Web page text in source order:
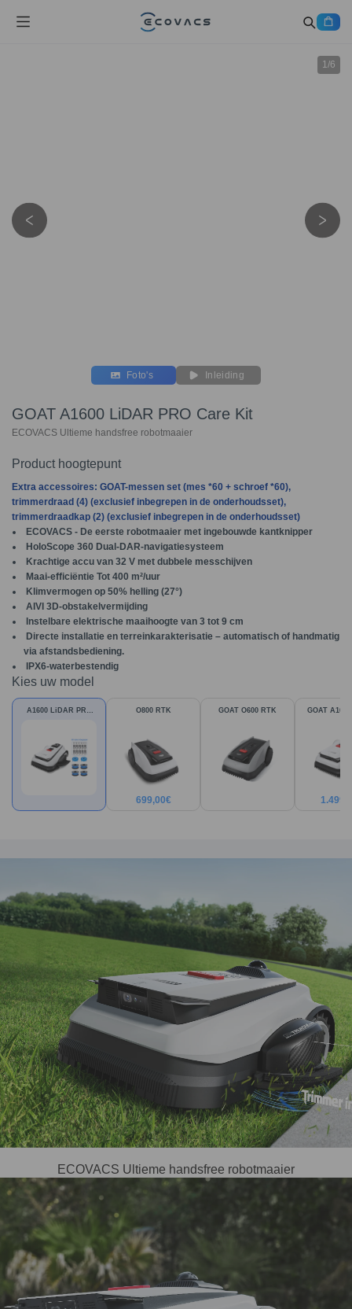
1/6
Foto's Inleiding
GOAT A1600 LiDAR PRO Care Kit
ECOVACS Ultieme handsfree robotmaaier
Product hoogtepunt
Extra accessoires: GOAT-messen set (mes *60 + schroef *60),
trimmerdraad (4) (exclusief inbegrepen in de onderhoudsset),
trimmerdraadkap (2) (exclusief inbegrepen in de onderhoudsset)
ECOVACS - De eerste robotmaaier met ingebouwde kantknipper
HoloScope 360 Dual-DAR-navigatiesysteem
Krachtige accu van 32 V met dubbele messchijven
Maai-efficiëntie Tot 400 m²/uur
Klimvermogen op 50% helling (27°)
AIVI 3D-obstakelvermijding
Instelbare elektrische maaihoogte van 3 tot 9 cm
Directe installatie en terreinkarakterisatie – automatisch of handmatig
via afstandsbediening.
IPX6-waterbestendig
Kies uw model
A1600 LiDAR PRO O800 RTK
699,00€
GOAT O600 RTK GOAT
ECOVACS Ultieme handsfree robotmaaier